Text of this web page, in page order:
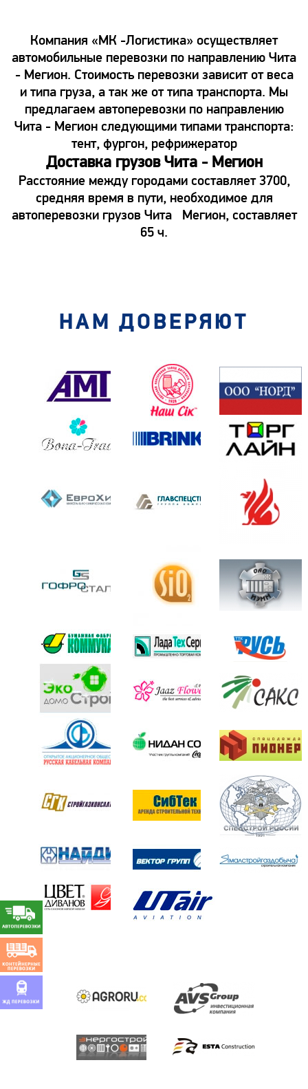
Компания «МК -Логистика» осуществляет
автомобильные перевозки по направлению Чита
- Мегион. Стоимость перевозки зависит от веса
и типа груза, а так же от типа транспорта. Мы
предлагаем автоперевозки по направлению
Чита - Мегион следующими типами транспорта:
тент, фургон, рефрижератор
Доставка грузов Чита - Мегион
Расстояние между городами составляет 3700,
средняя время в пути, необходимое для
автоперевозки грузов Чита Мегион, составляет
65 ч.
НАМ ДОВЕРЯЮТ